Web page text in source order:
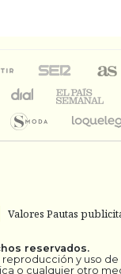
Valores Pautas
reservados.
reproducción y uso de
o cualquier otro